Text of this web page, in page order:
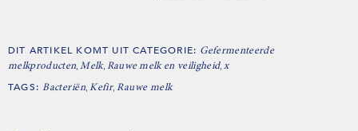
DIT ARTIKEL KOMT UIT CATEGORIE: Gefermenteerde
melkproducten Melk, Rauwe melk en veiligheid, x
TAGS:Bacteriën Kefir, Rauwe melk